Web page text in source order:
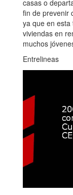
casas o
fin de prevenir
ya que en
viviendas en
muchos
Entrelineas